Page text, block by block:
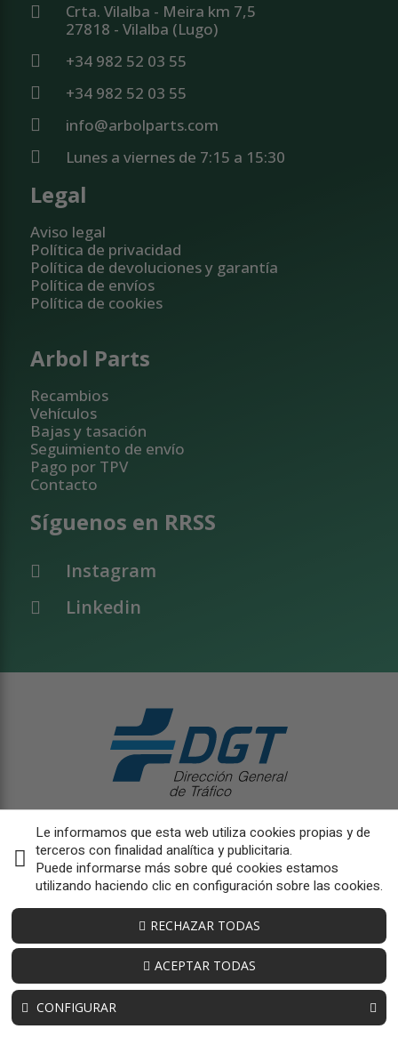
Crta. Vilalba - Meira km 7,5
27818 - Vilalba (Lugo)
+34 982 52 03 55
+34 982 52 03 55
info@arbolparts.com
Lunes a viernes de 7:15 a 15:30
Legal
Aviso legal
Política de privacidad
Política de devoluciones y garantía
Política de envíos
Política de cookies
Arbol Parts
Recambios
Vehículos
Bajas y tasación
Seguimiento de envío
Pago por TPV
Contacto
Síguenos en RRSS
Instagram
Linkedin
Le informamos que esta web utiliza cookies propias y de
terceros con finalidad analítica y publicitaria.
Puede informarse más sobre qué cookies estamos
utilizando haciendo clic en configuración sobre las cookies.
CONFIGURAR
RECHAZAR TODAS
ACEPTAR TODAS